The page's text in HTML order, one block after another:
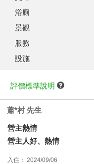
浴廁
景觀
服務
設施
評價標準說明
蕭*村 先生
營主熱情
營主人好、熱情
入住： 2024/09/06